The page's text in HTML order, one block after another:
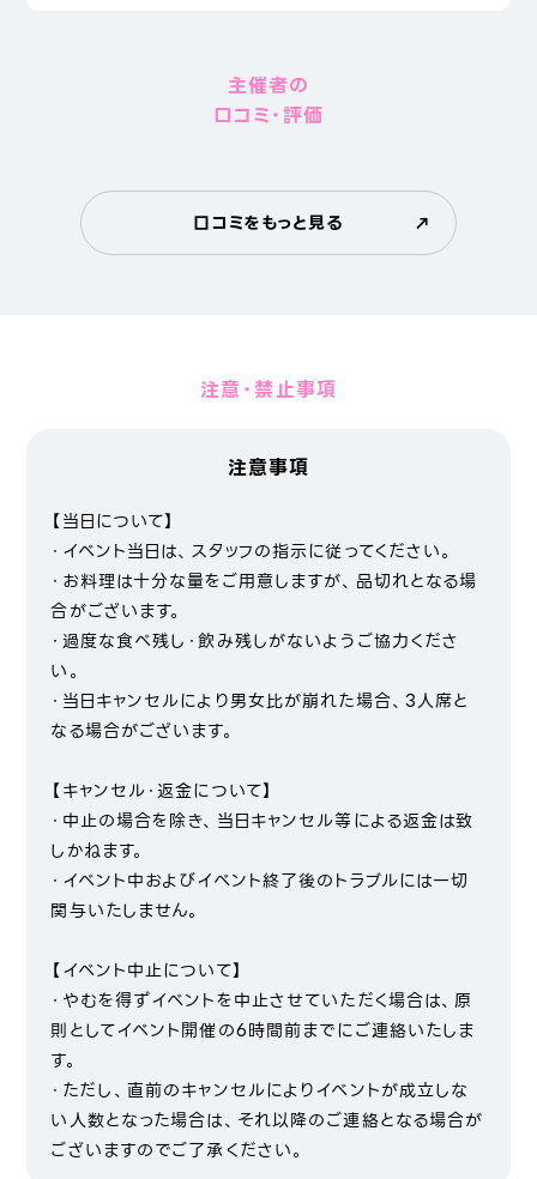
主催者の
口コミ・評価
口コミをもっと見る
注意・禁止事項
注意事項
【当日について】
・イベント当日は、スタッフの指示に従ってください。
・お料理は十分な量をご用意しますが、品切れとなる場
合がございます。
・過度な食べ残し・飲み残しがないようご協力くださ
い。
・当日キャンセルにより男女比が崩れた場合、3人席と
なる場合がございます。
【キャンセル・返金について】
・中止の場合を除き、当日キャンセル等による返金は致
しかねます。
・イベント中およびイベント終了後のトラブルには一切
関与いたしません。
【イベント中止について】
・やむを得ずイベントを中止させていただく場合は、原
則としてイベント開催の6時間前までにご連絡いたしま
す。
・ただし、直前のキャンセルによりイベントが成立しな
い人数となった場合は、それ以降のご連絡となる場合が
ございますのでご了承ください。